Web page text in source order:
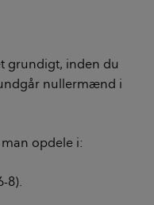
grundigt, inden du
nullermænd i
opdele i:
8).